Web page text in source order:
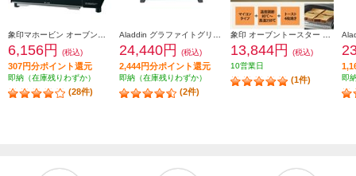
6,156円 (税込)
307円分ポイント還元
即納（在庫残りわずか）
(28件)
24,440円 (税込)
2,444円分ポイント還元
即納（在庫残りわずか）
(2件)
13,844円
(税込)
10営業日
(1件) 即